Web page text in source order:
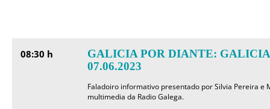
08:30 h
GALICIA POR DIANTE:
07.06.2023
Faladoiro informativo presentado por Silvia Pereira e
multimedia da Radio Galega.